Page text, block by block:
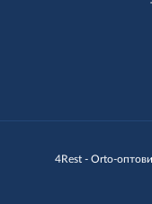
4Rest - Orto-